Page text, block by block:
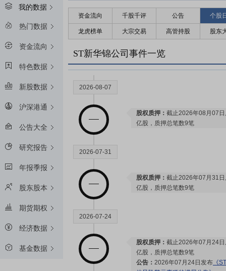
我的数据
热门数据
资金流向
特色数据
新股数据
沪深港通
公告大全
研究报告
年报季报
股东股本
期货期权
经济数据
基金数据
资金流向 千股千评 公告 个股
龙虎榜单 大宗交易 高管持股 股东
ST新华锦公司事件一览
2026-08-25
预约披露日：
2026-08-07
股权质押： 截止2026年08月07
亿股，质押总笔数9笔
2026-07-31
股权质押： 截止2026年07月31
亿股，质押总笔数9笔
2026-07-24
股权质押： 截止2026年07月24
亿股，质押总笔数9笔
公告： 2026年07月24日发布 《